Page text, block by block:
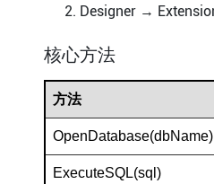
Designer →
核心方法
方法
OpenDatabase(dbName)
ExecuteSQL(sql)